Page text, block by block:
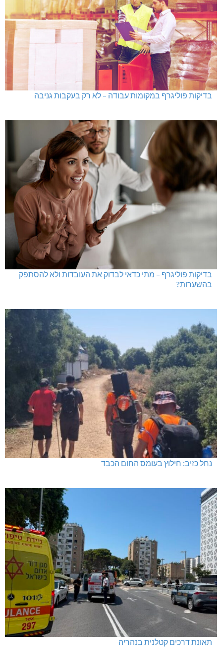
בדיקות פוליגרף במקומות עבודה – לא רק בעקבות גניבה
בדיקות פוליגרף – מתי כדאי לבדוק את העובדות ולא להסתפק
בהשערות?
נחל כזיב: חילוץ בעומס החום הכבד
תאונת דרכים קטלנית בנהריה